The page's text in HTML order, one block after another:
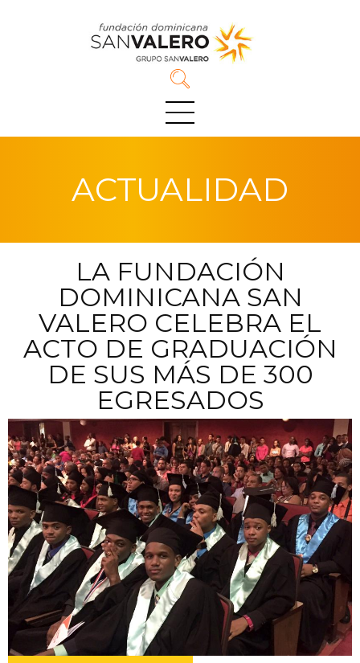
ACTUALIDAD
LA FUNDACIÓN
DOMINICANA SAN
VALERO CELEBRA EL
ACTO DE GRADUACIÓN
DE SUS MÁS DE 300
EGRESADOS